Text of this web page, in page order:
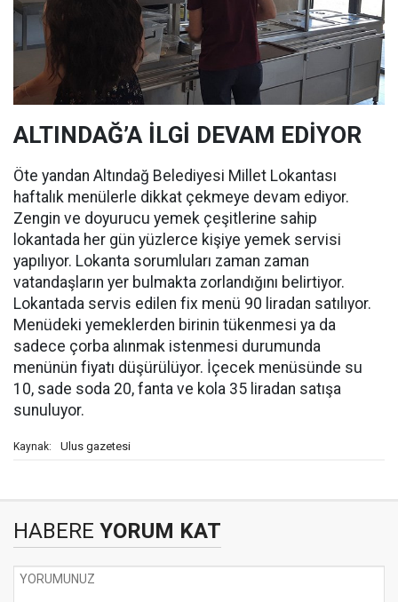
ALTINDAĞ’A İLGİ DEVAM EDİYOR
Öte yandan Altındağ Belediyesi Millet Lokantası
haftalık menülerle dikkat çekmeye devam ediyor.
Zengin ve doyurucu yemek çeşitlerine sahip
lokantada her gün yüzlerce kişiye yemek servisi
yapılıyor. Lokanta sorumluları zaman zaman
vatandaşların yer bulmakta zorlandığını belirtiyor.
Lokantada servis edilen fix menü 90 liradan satılıyor.
Menüdeki yemeklerden birinin tükenmesi ya da
sadece çorba alınmak istenmesi durumunda
menünün fiyatı düşürülüyor. İçecek menüsünde su
10, sade soda 20, fanta ve kola 35 liradan satışa
sunuluyor.
Kaynak: Ulus gazetesi
HABERE YORUM KAT